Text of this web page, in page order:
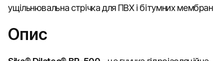
ущільнювальна стрічка для ПВХ і бітумних мембран
Опис